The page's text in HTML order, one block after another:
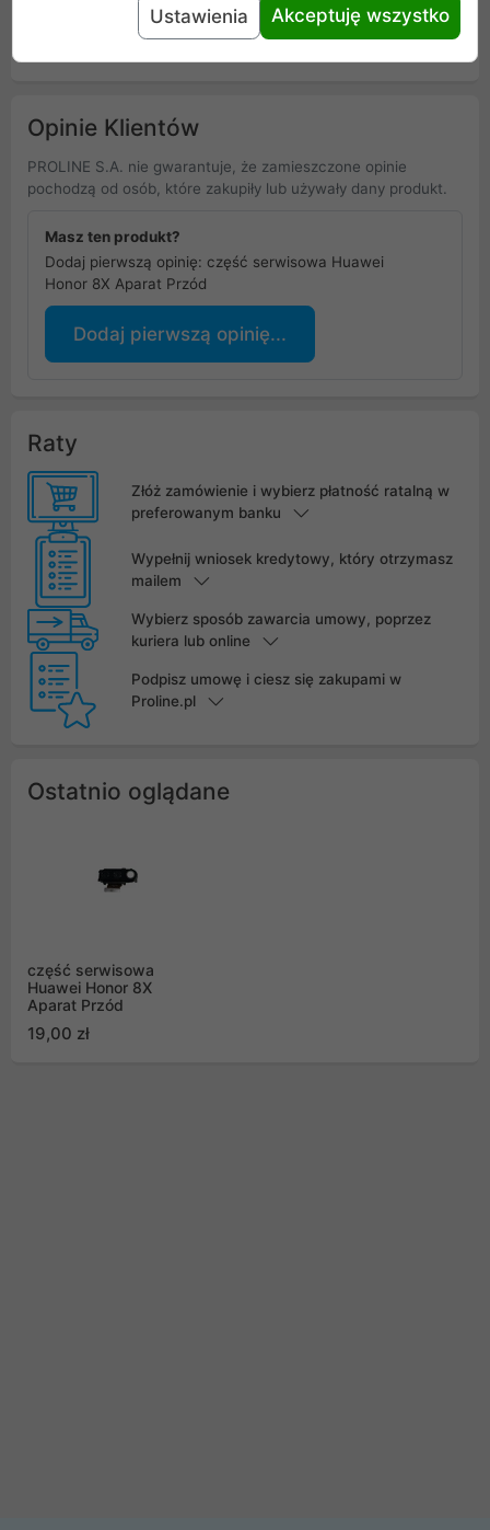
Uniwersalna informacja o bezpieczeństwie
Opinie Klientów
PROLINE S.A. nie gwarantuje, że zamieszczone opinie
pochodzą od osób, które zakupiły lub używały dany produkt.
Masz ten produkt?
Dodaj pierwszą opinię: część serwisowa Huawei
Honor 8X Aparat Przód
Dodaj pierwszą opinię...
Raty
Złóż zamówienie i wybierz płatność ratalną w
preferowanym banku
Wypełnij wniosek kredytowy, który otrzymasz
mailem
Wybierz sposób zawarcia umowy, poprzez
kuriera lub online
Podpisz umowę i ciesz się zakupami w
Proline.pl
Ostatnio oglądane
część serwisowa
Huawei Honor 8X
Aparat Przód
19,00 zł
Ustawienia Akceptuję wszystko